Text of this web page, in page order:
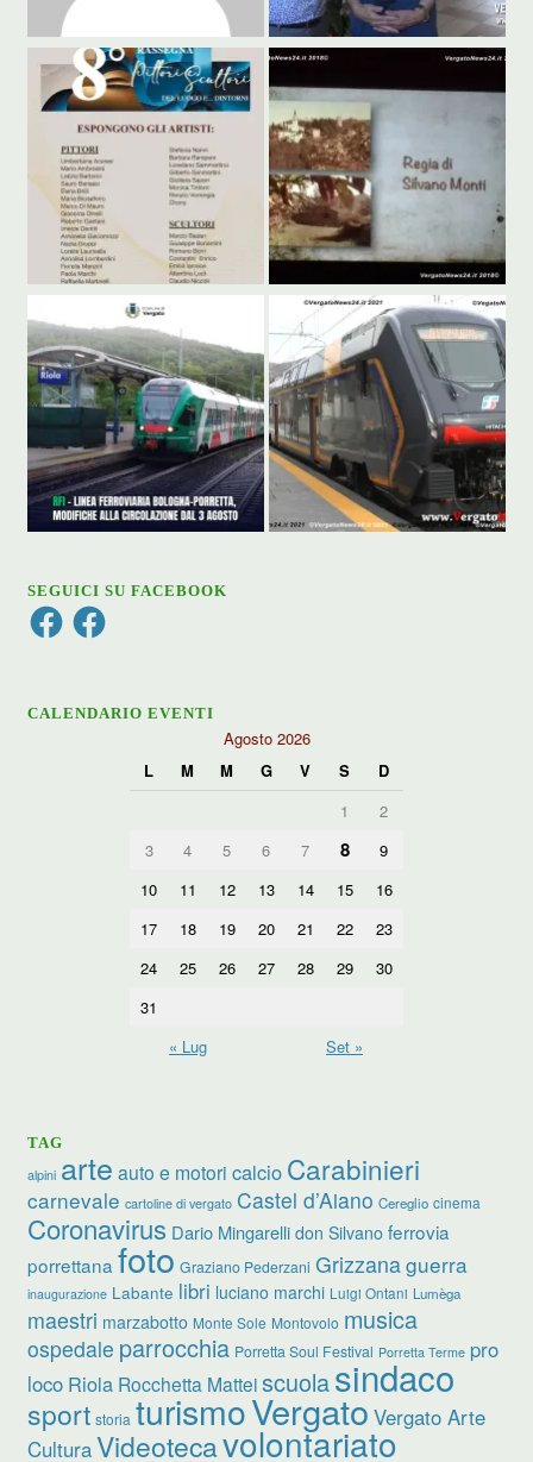
SEGUICI SU FACEBOOK
FacebookFacebook
CALENDARIO EVENTI
Agosto 2026
L
M M G V S
D
1
2
3
4 5 6 7 8
9
10
11 12 13 14 15
16
17
18 19 20 21 22
23
24
25 26 27 28 29
30
31
« Lug
Set »
TAG
alpini arte auto e motori calcio Carabinieri
carnevale cartoline di vergato Castel d’Aiano Cereglio cinema
Coronavirus Dario Mingarelli don Silvano ferrovia
porrettana foto Graziano Pederzani Grizzanaguerra
inaugurazione Labante libri luciano marchi Luigi Ontani Lumèga
maestri marzabotto Monte Sole Montovolo musica
ospedale parrocchia Porretta Soul Festival Porretta Terme pro
loco Riola Rocchetta Matteiscuolasindaco
sport storia turismoVergato Vergato Arte
CulturaVideotecavolontariato